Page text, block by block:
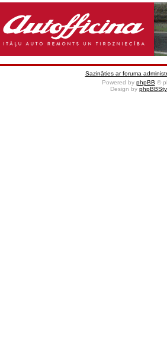
Sazināties ar foruma
Powered by phpBB ©
Design by